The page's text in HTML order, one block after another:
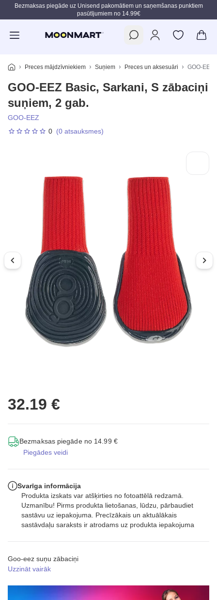
Pāriet uz galveno saturu
Bezmaksas piegāde uz Unisend pakomātiem un saņemšanas punktiem
pasūtījumiem no 14.99€
Preces mājdzīvniekiem Suņiem Preces un aksesuāri GOO-EEZ
GOO-EEZ Basic, Sarkani, S zābaciņi
suņiem, 2 gab.
GOO-EEZ
0 (0 atsauksmes)
32.19 €
Bezmaksas piegāde no 14.99 €
Piegādes veidi
Goo-eez suņu zābaciņi
Uzzināt vairāk
Svarīga informācija
Produkta izskats var atšķirties no fotoattēlā redzamā.
Uzmanību! Pirms produkta lietošanas, lūdzu, pārbaudiet
sastāvu uz iepakojuma. Precīzākais un aktuālākais
sastāvdaļu saraksts ir atrodams uz produkta iepakojuma